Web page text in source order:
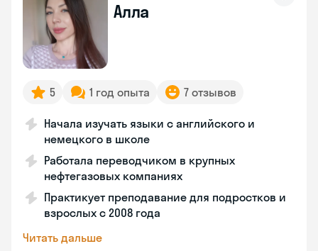
Алла
5 1 год опыта 7 отзывов
Начала изучать языки с английского и
немецкого в школе
Работала переводчиком в крупных
нефтегазовых компаниях
Практикует преподавание для подростков и
взрослых с 2008 года
Читать дальше